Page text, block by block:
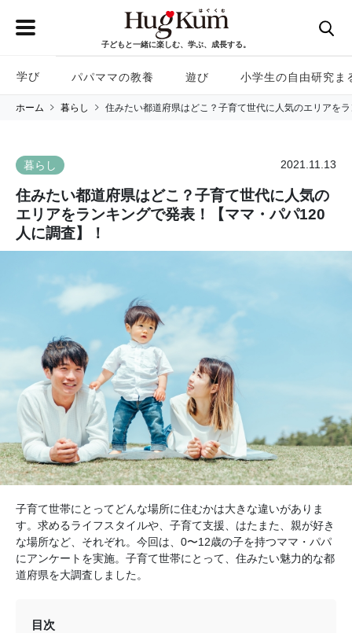
子どもと一緒に楽しむ、学ぶ、成長する。
学び パパママの教養 遊び 小学生の自由研究ま
ホーム 暮らし 住みたい都道府県はどこ？子育て世代に人気のエリアを
暮らし 2021.11.13
住みたい都道府県はどこ？子育て世代に人気の
エリアをランキングで発表！【ママ・パパ120
人に調査】！
子育て世帯にとってどんな場所に住むかは大きな違いがありま
す。求めるライフスタイルや、子育て支援、はたまた、親が好き
な場所など、それぞれ。今回は、0〜12歳の子を持つママ・パパ
にアンケートを実施。子育て世帯にとって、住みたい魅力的な都
道府県を大調査しました。
目次